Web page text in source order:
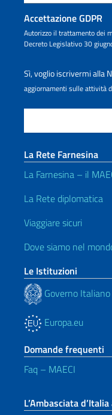
Accettazione GDPR
Autorizzo il trattamento dei
Decreto Legislativo 30
Sì, voglio iscrivermi alla
aggiornamenti sulle attività
La Rete Farnesina
La Farnesina – il
La Rete diplomatica
Viaggiare sicuri
Dove siamo nel
Le Istituzioni
Governo Italiano
Europa.eu
Domande frequenti
Faq – MAECI
L’Ambasciata